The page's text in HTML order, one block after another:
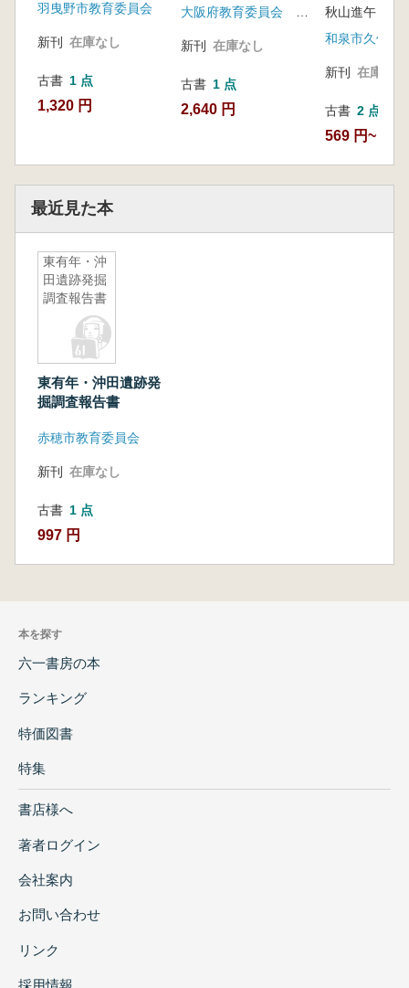
羽曳野市教育委員会
新刊 在庫なし
古書 1 点
1,320 円
新刊 在庫なし
古書 1 点
2,640 円
秋山進午
新刊 在庫なし
古書 2 点
569 円~
最近見た本
東有年・沖
田遺跡発掘
調査報告書
東有年・沖田遺跡発
掘調査報告書
赤穂市教育委員会
新刊 在庫なし
古書 1 点
997 円
本を探す
六一書房の本
ランキング
特価図書
特集
書店様へ
著者ログイン
会社案内
お問い合わせ
リンク